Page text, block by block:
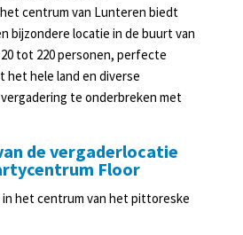
centrum van Lunteren biedt
bijzondere locatie in de buurt van
tot 220 personen, perfecte
het hele land en diverse
te onderbreken met
de vergaderlocatie
Floor
in het centrum van het pittoreske